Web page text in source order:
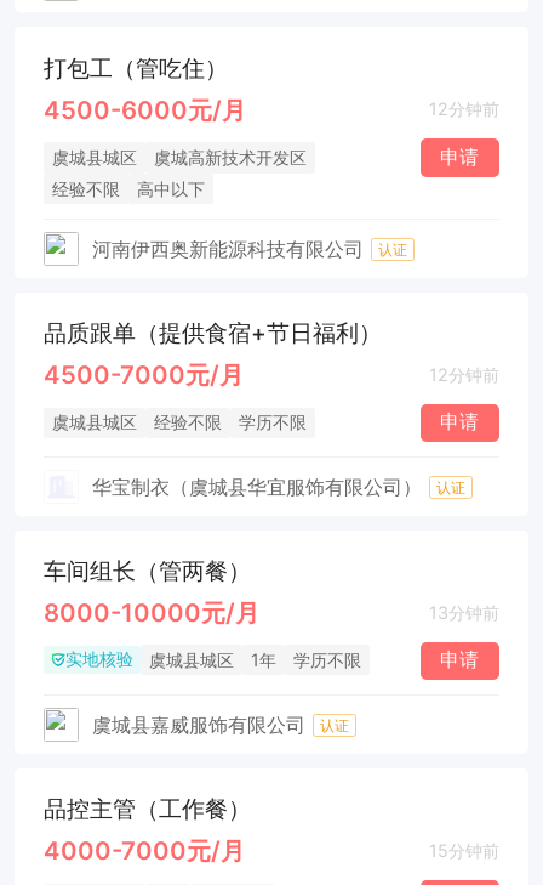
打包工（管吃住）
4500-6000元/月 12分钟前
虞城县城区
虞城高新技术开发区
经验不限
高中以下
申请
河南伊西奥新能源科技有限公司 认证
品质跟单（提供食宿+节日福利）
4500-7000元/月 12分钟前
虞城县城区 经验不限 学历不限 申请
华宝制衣（虞城县华宜服饰有限公司） 认证
车间组长（管两餐）
8000-10000元/月 13分钟前
实地核验 虞城县城区 1年 学历不限 申请
虞城县嘉威服饰有限公司 认证
品控主管（工作餐）
4000-7000元/月 15分钟前